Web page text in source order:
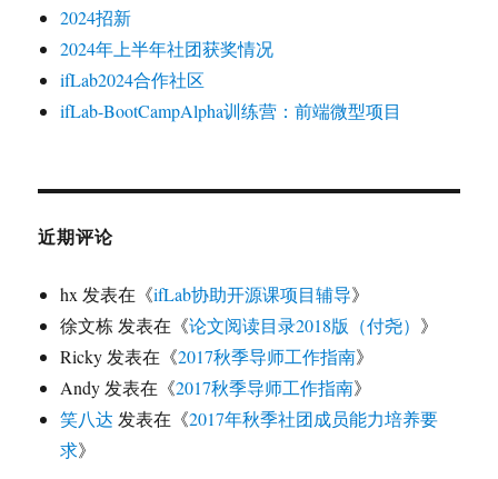
2024招新
2024年上半年社团获奖情况
ifLab2024合作社区
ifLab-BootCampAlpha训练营：前端微型项目
近期评论
hx 发表在《ifLab协助开源课项目辅导》
徐文栋 发表在《论文阅读目录2018版（付尧） 》
Ricky 发表在《2017秋季导师工作指南》
Andy 发表在《2017秋季导师工作指南》
笑八达 发表在《2017年秋季社团成员能力培养要
求》